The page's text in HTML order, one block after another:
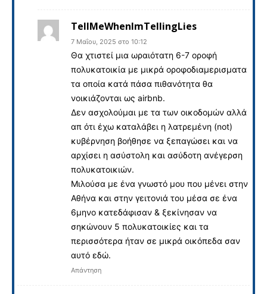
TellMeWhenImTellingLies
7 Μαΐου, 2025 στο 10:12
Θα χτιστεί μια ωραιότατη 6-7 οροφή
πολυκατοικία με μικρά οροφοδιαμερισματα
τα οποία κατά πάσα πιθανότητα θα
νοικιάζονται ως airbnb.
Δεν ασχολούμαι με τα των οικοδομών αλλά
απ ότι έχω καταλάβει η λατρεμένη (not)
κυβέρνηση βοήθησε να ξεπαγώσει και να
αρχίσει η ασύστολη και ασύδοτη ανέγερση
πολυκατοικιών.
Μιλούσα με ένα γνωστό μου που μένει στην
Αθήνα και στην γειτονιά του μέσα σε ένα
6μηνο κατεδάφισαν & ξεκίνησαν να
σηκώνουν 5 πολυκατοικίες και τα
περισσότερα ήταν σε μικρά οικόπεδα σαν
αυτό εδώ.
Απάντηση